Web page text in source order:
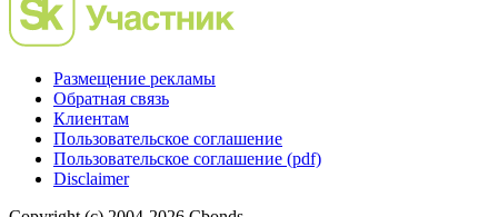
Размещение рекламы
Обратная связь
Клиентам
Пользовательское соглашение
Пользовательское соглашение (pdf)
Disclaimer